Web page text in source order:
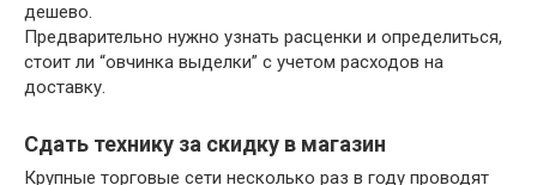
дешево.
Предварительно нужно узнать расценки и определиться,
стоит ли “овчинка выделки” с учетом расходов на
доставку.
Сдать технику за скидку в магазин
Крупные торговые сети несколько раз в году проводят